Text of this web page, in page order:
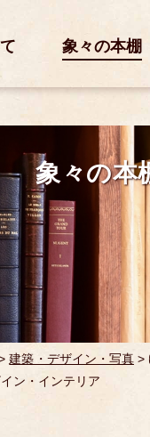
象々の本棚
象々の本
建築・デザイン・写真>
ン・インテリア